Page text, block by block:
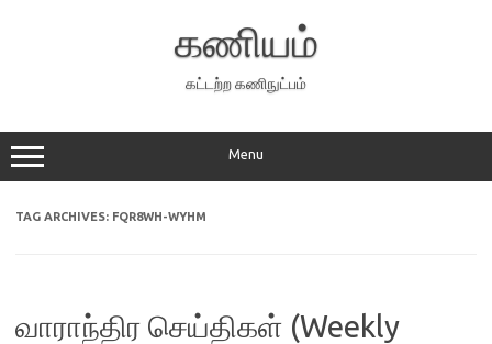
கணியம்
கட்டற்ற கணிநுட்பம்
Menu
TAG ARCHIVES: FQR8WH-WYHM
வாராந்திர செய்திகள் (Weekly